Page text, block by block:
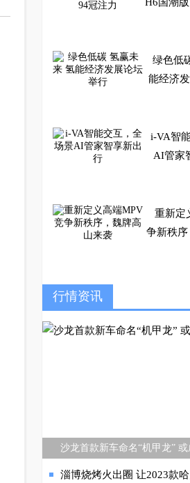
绿色低
能经济
i-VA智
AI管家
重新定
争新秩
出1.1L真
HT给你
行情资讯
沙龙首款新车命名“机甲龙”
淄博烧烤火出圈 让2023款哈弗